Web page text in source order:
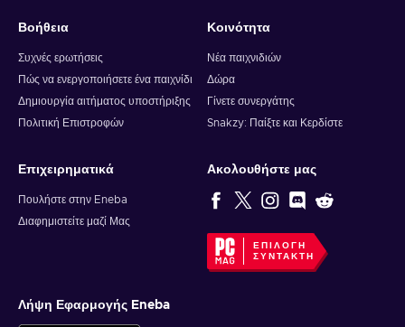
Βοήθεια
Συχνές ερωτήσεις
Πώς να ενεργοποιήσετε ένα παιχνίδι
Δημιουργία αιτήματος υποστήριξης
Πολιτική Επιστροφών
Κοινότητα
Νέα παιχνιδιών
Δώρα
Γίνετε συνεργάτης
Snakzy: Παίξτε και Κερδίστε
Επιχειρηματικά
Πουλήστε στην Eneba
Διαφημιστείτε μαζί Μας
Ακολουθήστε μας
ΕΠΙΛΟΓΉ
ΣΥΝΤΆΚΤΗ
Λήψη Εφαρμογής Eneba